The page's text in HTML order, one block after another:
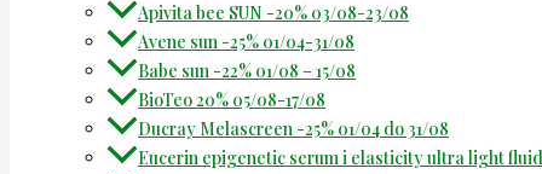
Apivita bee SUN -20% 03/08-23/08
Avene sun -25% 01/04-31/08
Babe sun -22% 01/08 – 15/08
BioTeo 20% 05/08-17/08
Ducray Melascreen -25% 01/04 do 31/08
Eucerin epigenetic serum i elasticity ultra light